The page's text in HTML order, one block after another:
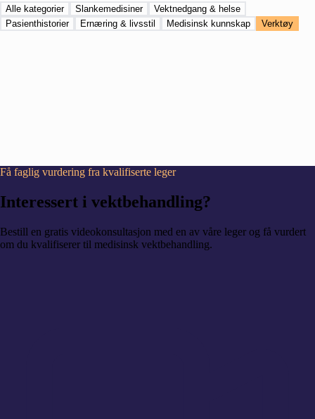
Alle kategorier Slankemedisiner
Vektnedgang & helse
Pasienthistorier
Ernæring & livsstil Medisinsk kunnskap Verktøy
Få faglig vurdering fra kvalifiserte leger
Interessert i vektbehandling?
Bestill en gratis videokonsultasjon med en av våre leger og få vurdert
om du kvalifiserer til medisinsk vektbehandling.